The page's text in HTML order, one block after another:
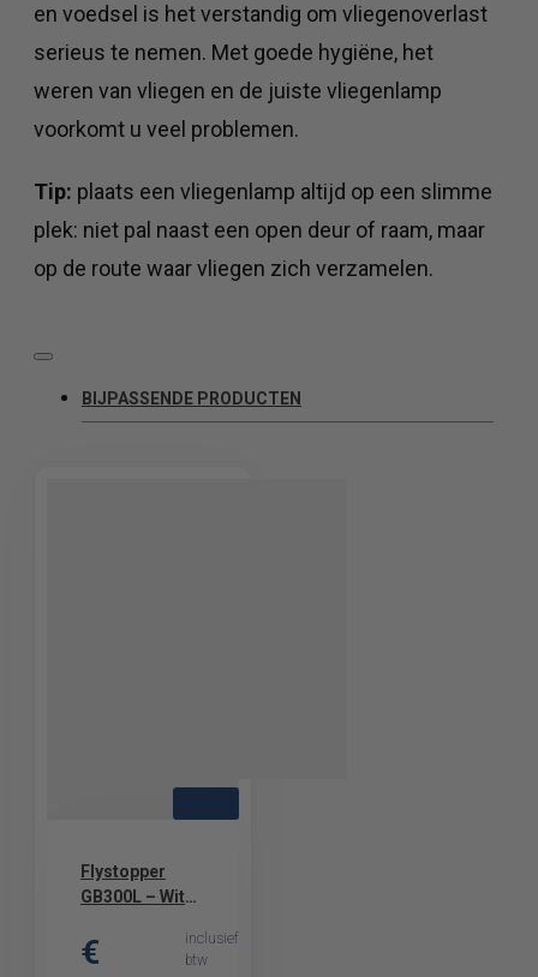
en voedsel is het verstandig om vliegenoverlast
serieus te nemen. Met goede hygiëne, het
weren van vliegen en de juiste vliegenlamp
voorkomt u veel problemen.
Tip: plaats een vliegenlamp altijd op een slimme
plek: niet pal naast een open deur of raam, maar
op de route waar vliegen zich verzamelen.
BIJPASSENDE PRODUCTEN
Flystopper
GB300L – Wit
Vliegenlamp met
€
inclusief
btw